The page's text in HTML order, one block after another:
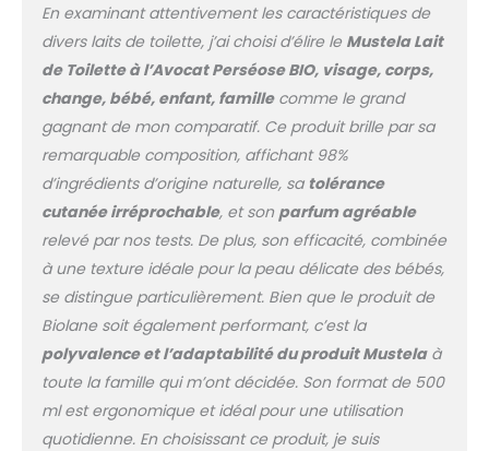
contribue à la
protection du film
hydrolipidique Mode
d'emploi : versez une
petite quantité de
Toilet Milk sur un coton
ou un gant de toilette
réutilisable, nettoyez
délicatement le visage
et la zone de la couche.
Pas besoin de rincer !
98% d'ingrédients
d'origine naturelle, 2%
d'ingrédients
sélectionnés pour leur
haute tolérance.
Produit sans parabens,
sans phtalates, sans
phénoxyéthanol
En examinant attentivement les caractéristiques de
divers laits de toilette, j’ai choisi d’élire le Mustela Lait
de Toilette à l’Avocat Perséose BIO, visage, corps,
change, bébé, enfant, famillecomme le grand
gagnant de mon comparatif. Ce produit brille par sa
remarquable composition, affichant 98%
d’ingrédients d’origine naturelle, sa tolérance
cutanée irréprochable, et son parfum agréable
relevé par nos tests. De plus, son efficacité, combinée
à une texture idéale pour la peau délicate des bébés,
se distingue particulièrement. Bien que le produit de
Biolane soit également performant, c’est la
polyvalence et l’adaptabilité du produit Mustelaà
toute la famille qui m’ont décidée. Son format de 500
ml est ergonomique et idéal pour une utilisation
quotidienne. En choisissant ce produit, je suis